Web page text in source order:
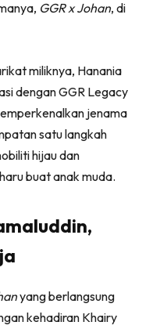
GGR x Johan, di
miliknya, Hanania
dengan GGR Legacy
jenama
satu langkah
hijau dan
buat anak muda.
yang berlangsung
kehadiran Khairy